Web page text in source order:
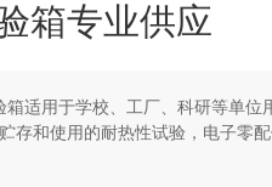
箱专业供应
箱适用于学校、工厂、科研等单位
存和使用的耐热性试验，电子零